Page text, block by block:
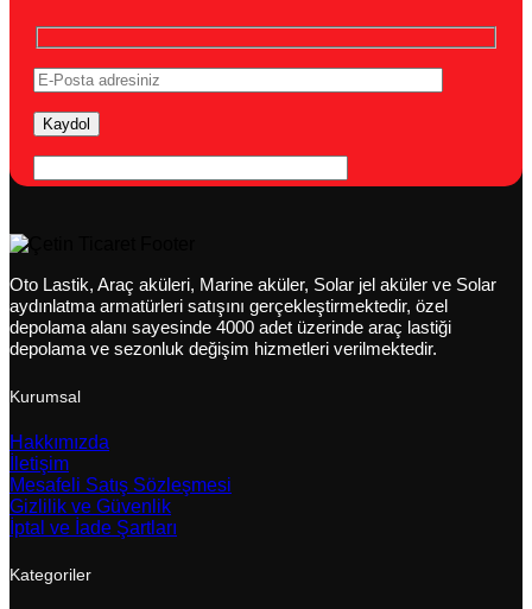
Oto Lastik, Araç aküleri, Marine aküler, Solar jel aküler ve Solar
aydınlatma armatürleri satışını gerçekleştirmektedir, özel
depolama alanı sayesinde 4000 adet üzerinde araç lastiği
depolama ve sezonluk değişim hizmetleri verilmektedir.
Kurumsal
Hakkımızda
İletişim
Mesafeli Satış Sözleşmesi
Gizlilik ve Güvenlik
İptal ve İade Şartları
Kategoriler